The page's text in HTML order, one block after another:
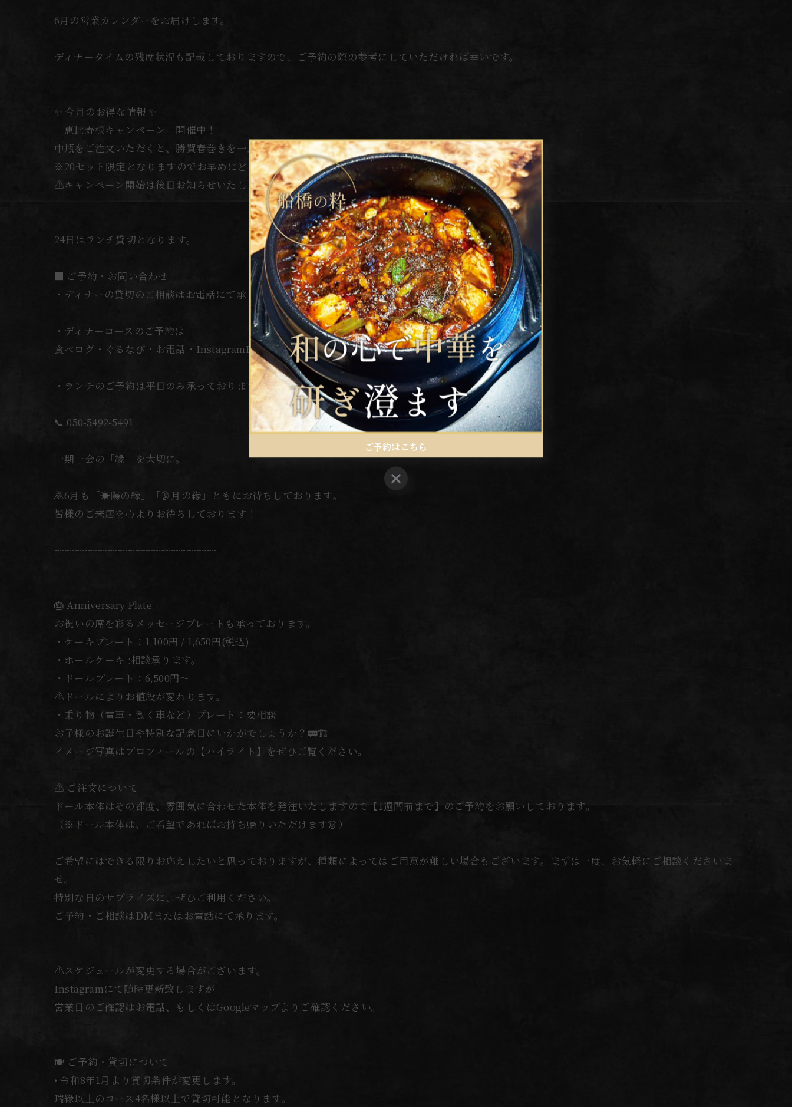
6月の営業カレンダーをお届けします。
ディナータイムの残席状況も記載しておりますので、ご予約の際の参考にしていただければ幸いです。
✨ 今月のお得な情報 ✨
「恵比寿様キャンペーン」開催中！
中瓶をご注文いただくと、勝賀春巻きを一皿プレゼントいたします！
※20セット限定となりますのでお早めにどうぞ！
⚠️キャンペーン開始は後日お知らせいたします。
24日はランチ貸切となります。
■ ご予約・お問い合わせ
・ディナーの貸切のご相談はお電話にて承ります。
・ディナーコースのご予約は
食べログ・ぐるなび・お電話・InstagramDMにて承ります。
・ランチのご予約は平日のみ承っております。
📞 050-5492-5491
一期一会の「緣」を大切に。
🙇6月も「☀️陽の緣」「🌛月の緣」ともにお待ちしております。
皆様のご来店を心よりお待ちしております！
┈┈┈┈┈┈┈┈┈┈┈┈┈┈┈┈
🎂 Anniversary Plate
お祝いの席を彩るメッセージプレートも承っております。
・ケーキプレート：1,100円 / 1,650円(税込)
・ホールケーキ :相談承ります。
・ドールプレート：6,500円〜
⚠️ドールによりお値段が変わります。
・乗り物（電車・働く車など）プレート：要相談
お子様のお誕生日や特別な記念日にいかがでしょうか？🚃🏗️
イメージ写真はプロフィールの【ハイライト】をぜひご覧ください。
⚠️ ご注文について
ドール本体はその都度、雰囲気に合わせた本体を発注いたしますので【1週間前まで】のご予約をお願いしております。
（※ドール本体は、ご希望であればお持ち帰りいただけます👗）
ご希望にはできる限りお応えしたいと思っておりますが、種類によってはご用意が難しい場合もございます。まずは一度、お気軽にご相談くださいま
せ。
特別な日のサプライズに、ぜひご利用ください。
ご予約・ご相談はDMまたはお電話にて承ります。
⚠️スケジュールが変更する場合がございます。
Instagramにて随時更新致しますが
営業日のご確認はお電話、もしくはGoogleマップよりご確認ください。
🍽️ ご予約・貸切について
• 令和8年1月より貸切条件が変更します。
瑞緣以上のコース4名様以上で貸切可能となります。
ご予約はこちら
ご予約はこちら